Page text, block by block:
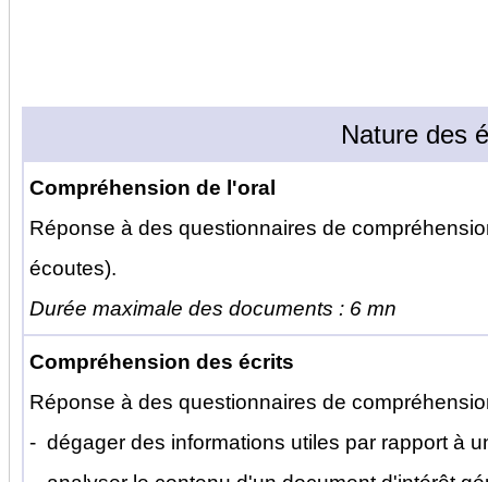
Nature des
Compréhension de l'oral
Réponse à des questionnaires de
écoutes).
Durée maximale des documents : 6 mn
Compréhension des écrits
Réponse à des questionnaires de
- dégager des informations utiles par rapport à